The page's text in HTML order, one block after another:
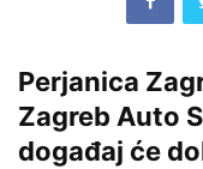
Perjanica
Zagreb Auto
događaj će